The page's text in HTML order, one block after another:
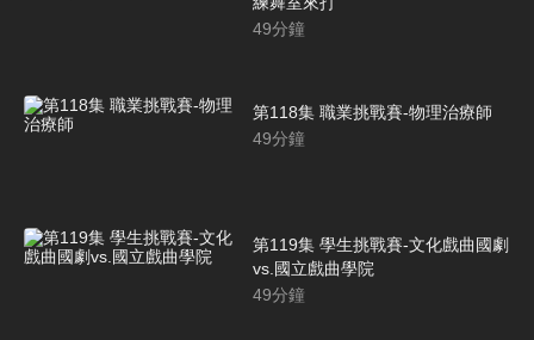
49分鐘
第118集 職業挑戰賽-物理治療師
49分鐘
第119集 學生挑戰賽-文化戲曲國劇
vs.國立戲曲學院
49分鐘